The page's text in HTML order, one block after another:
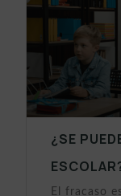
¿SE
El fracaso